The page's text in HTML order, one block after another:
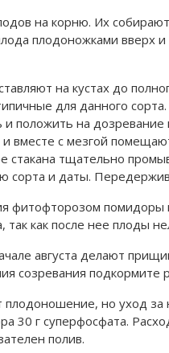
на корню. Их
плодоножками вверх
на кустах до
для данного
положить на дозревание
вместе с мезгой
стакана тщательно
сорта и даты.
фитофторозом
так как после нее плоды
августа делают
созревания
плодоношение, но уход
30 г суперфосфата.
полив.